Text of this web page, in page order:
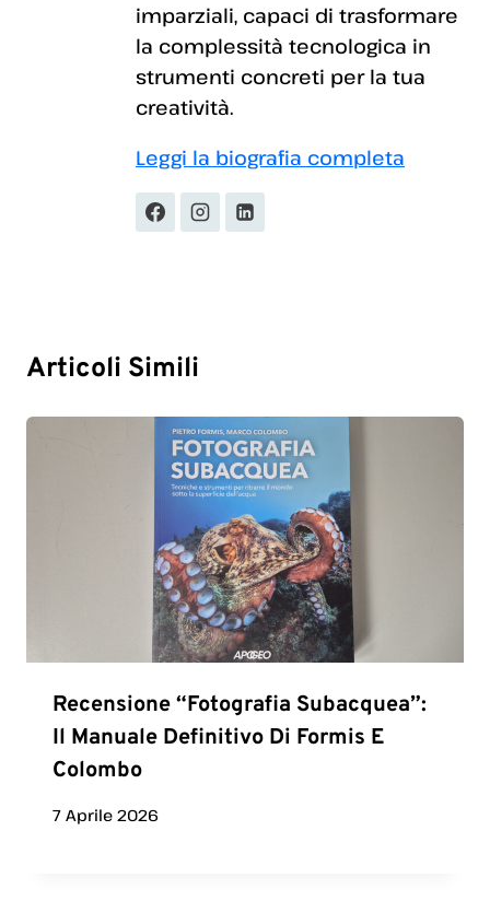
imparziali, capaci di trasformare
la complessità tecnologica in
strumenti concreti per la tua
creatività.
Leggi la biografia completa
Articoli Simili
Recensione “Fotografia Subacquea”:
Il Manuale Definitivo Di Formis E
Colombo
7 Aprile 2026